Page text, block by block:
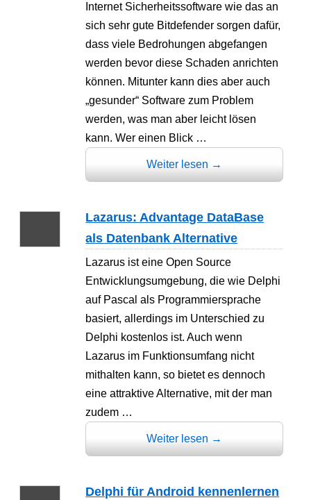
Internet Sicherheitssoftware wie das an
sich sehr gute Bitdefender sorgen dafür,
dass viele Bedrohungen abgefangen
werden bevor diese Schaden anrichten
können. Mitunter kann dies aber auch
„gesunder“ Software zum Problem
werden, was man aber leicht lösen
kann. Wer einen Blick …
Weiter lesen →
Lazarus: Advantage DataBase
als Datenbank Alternative
Lazarus ist eine Open Source
Entwicklungsumgebung, die wie Delphi
auf Pascal als Programmiersprache
basiert, allerdings im Unterschied zu
Delphi kostenlos ist. Auch wenn
Lazarus im Funktionsumfang nicht
mithalten kann, so bietet es dennoch
eine attraktive Alternative, mit der man
zudem …
Weiter lesen →
Delphi für Android kennenlernen